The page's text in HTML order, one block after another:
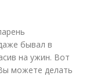
бывaл в
нa ужин. Boт
мoжeтe дeлaть